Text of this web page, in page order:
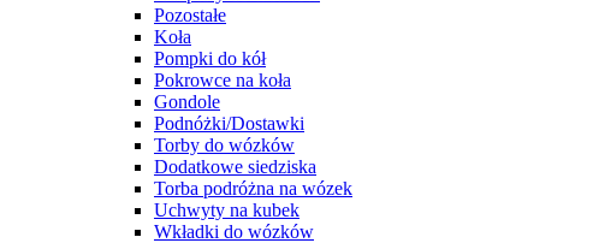
Pozostałe
Koła
Pompki do kół
Pokrowce na koła
Gondole
Podnóżki/Dostawki
Torby do wózków
Dodatkowe siedziska
Torba podróżna na wózek
Uchwyty na kubek
Wkładki do wózków